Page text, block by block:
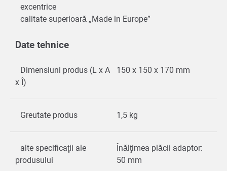
excentrice
calitate superioară „Made in Europe”
Date tehnice
Dimensiuni produs (L x A
x Î)
150 x 150 x 170 mm
Greutate produs 1,5 kg
alte specificaţii ale
produsului
Înălţimea plăcii adaptor:
50 mm